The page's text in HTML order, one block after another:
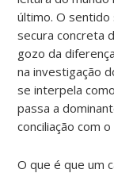
último. O
secura concreta
gozo da
na investigação
se interpela
passa a
conciliação com
O que é que um